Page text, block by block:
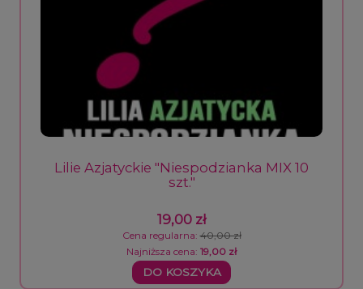
Lilie Azjatyckie "Niespodzianka MIX 10
szt."
19,00 zł
Cena regularna:40,00 zł
Najniższa cena: 19,00 zł
DO KOSZYKA